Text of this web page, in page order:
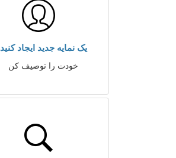
یک نمایه جدید ایجاد کنید
خودت را توصیف کن